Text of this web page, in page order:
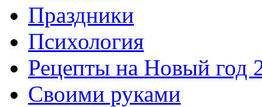
Праздники
Психология
Рецепты на Новый год
Своими руками